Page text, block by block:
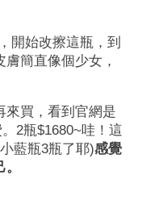
開始改擦這瓶，到
簡直像個少女，
來買，看到官網是
2瓶$1680~哇！這
藍瓶3瓶了耶)感覺